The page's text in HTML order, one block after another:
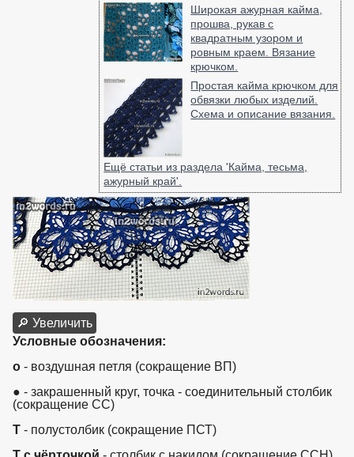
Широкая ажурная кайма,
прошва, рукав с
квадратным узором и
ровным краем. Вязание
крючком.
Простая кайма крючком для
обвязки любых изделий.
Схема и описание вязания.
Ещё статьи из раздела 'Кайма, тесьма,
ажурный край'.
🔎 Увеличить
Условные обозначения:
о- воздушная петля (сокращение ВП)
● - закрашенный круг, точка - соединительный столбик
(сокращение СС)
Т- полустолбик (сокращение ПСТ)